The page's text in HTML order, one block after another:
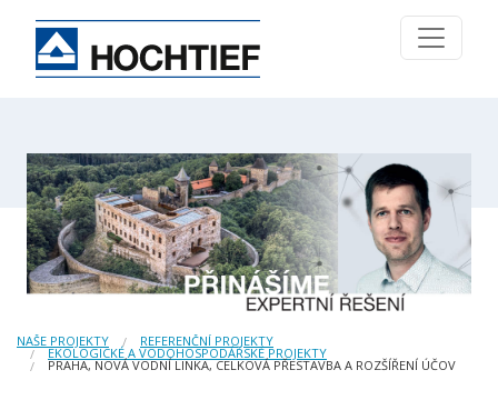
NAŠE PROJEKTY REFERENČNÍ PROJEKTY
EKOLOGICKÉ A VODOHOSPODÁŘSKÉ PROJEKTY
PRAHA, NOVÁ VODNÍ LINKA, CELKOVÁ PŘESTAVBA A ROZŠÍŘENÍ ÚČOV